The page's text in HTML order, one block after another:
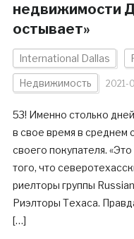
недвижимости
остывает»
International Dallas
Недвижимость 2021-
53! Именно столько
в свое время в среднем
своего покупателя.
того, что
риелторы группы
Риэлторы Техаса.
[…]